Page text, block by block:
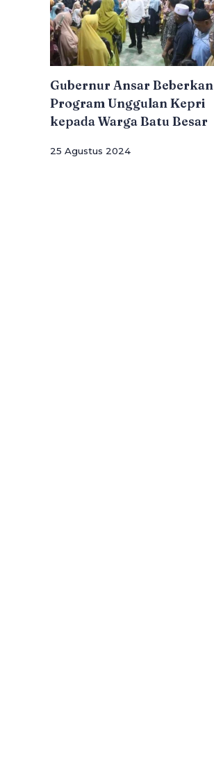
Gubernur Ansar Beberkan
Program Unggulan Kepri
kepada Warga Batu Besar
25 Agustus 2024